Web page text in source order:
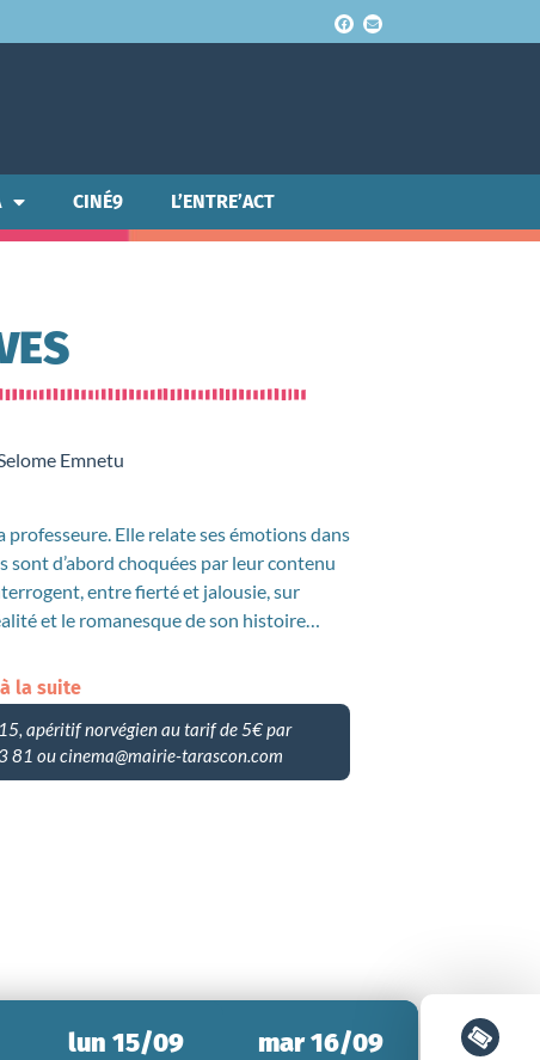
CINÉ9 L’ENTRE’ACT
Emnetu
professeure. Elle relate ses émotions dans
sont d’abord choquées par leur contenu
entre fierté et jalousie, sur
et le romanesque de son histoire…
la suite
apéritif norvégien au tarif de 5€ par
81 ou cinema@mairie-tarascon.com
lun 15/09 mar 16/09